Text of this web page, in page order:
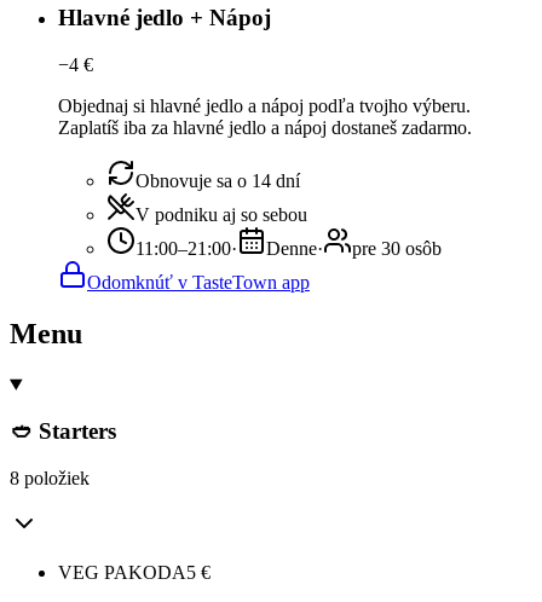
Hlavné jedlo + Nápoj
−4 €
Objednaj si hlavné jedlo a nápoj podľa tvojho výberu.
Zaplatíš iba za hlavné jedlo a nápoj dostaneš zadarmo.
Obnovuje sa o 14 dní
V podniku aj so sebou
11:00–21:00· Denne·
pre 30 osôb
Odomknúť v TasteTown app
Menu
🥙 Starters
8 položiek
VEG PAKODA5 €